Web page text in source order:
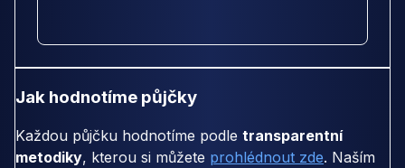
Jak hodnotíme půjčky
Každou půjčku hodnotíme podle transparentní
metodiky, kterou si můžete prohlédnout zde. Naším